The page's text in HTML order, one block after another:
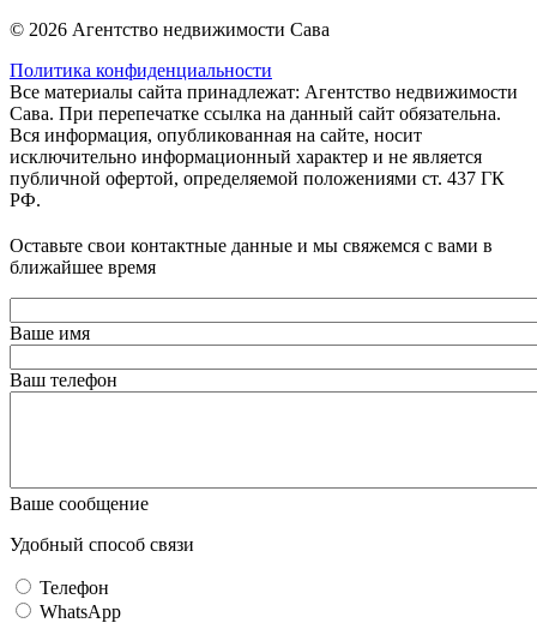
© 2026 Агентство недвижимости Сава
Политика конфиденциальности
Все материалы сайта принадлежат: Агентство недвижимости
Сава. При перепечатке ссылка на данный сайт обязательна.
Вся информация, опубликованная на сайте, носит
исключительно информационный характер и не является
публичной офертой, определяемой положениями ст. 437 ГК
РФ.
Оставьте свои контактные данные и мы свяжемся с вами в
ближайшее время
Ваше имя
Ваш телефон
Ваше сообщение
Удобный способ связи
Телефон
WhatsApp